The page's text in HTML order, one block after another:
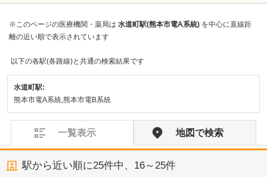
※このページの医療機関・薬局は 水道町駅(熊本市電A系統) を中心に直線距
離の近い順で表示されています
以下の各駅(各路線)と共通の検索結果です
水道町駅:
熊本市電A系統,熊本市電B系統
一覧表示 地図で検索
駅から近い順に25件中、 16～25件